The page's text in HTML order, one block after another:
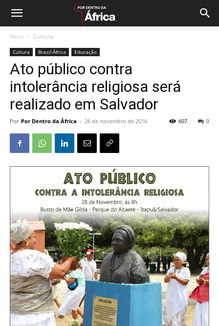
Início Cultura
Cultura Brasil-África Educação
Ato público contra
intolerância religiosa será
realizado em Salvador
Por Por Dentro da África - 26 de novembro de 2016 0
607